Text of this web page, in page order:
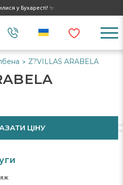
у Бухаресті! ✨
> Z?VILLAS ARABELA
ЦІНУ